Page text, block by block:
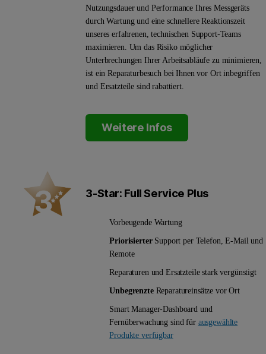
Nutzungsdauer und Performance Ihres Messgeräts
durch Wartung und eine schnellere Reaktionszeit
unseres erfahrenen, technischen Support-Teams
maximieren. Um das Risiko möglicher
Unterbrechungen Ihrer Arbeitsabläufe zu minimieren,
ist ein Reparaturbesuch bei Ihnen vor Ort inbegriffen
und Ersatzteile sind rabattiert.
Weitere Infos
3-Star: Full Service Plus
Vorbeugende Wartung
PriorisierterSupport per Telefon, E-Mail und
Remote
Reparaturen und Ersatzteile stark vergünstigt
UnbegrenzteReparatureinsätze vor Ort
Smart Manager-Dashboard und
Fernüberwachung sind für ausgewählte
Produkte verfügbar